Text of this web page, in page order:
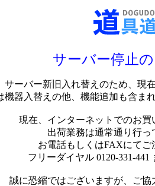
サーバー停止
サーバー新旧入れ替えのため、現
機器入替えの他、機能追加も含ま
現在、インターネットでのお買
出荷業務は通常通り行っ
お電話もしくはFAXにてご
フリーダイヤル 0120-331-441
誠に恐縮ではございますが、ご協